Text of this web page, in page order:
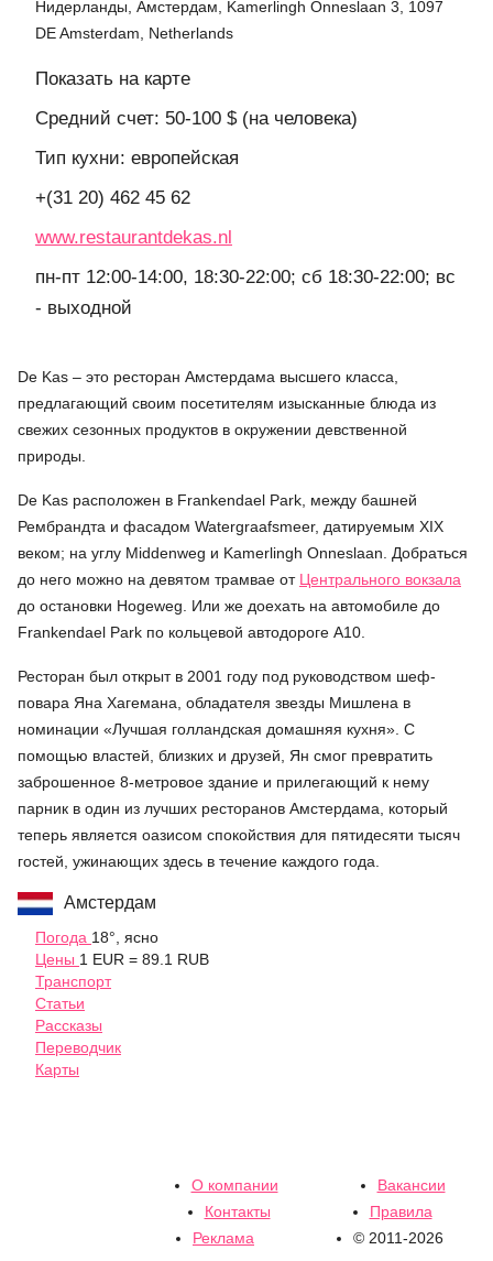
Нидерланды, Амстердам, Kamerlingh Onneslaan 3, 1097
DE Amsterdam, Netherlands
Показать на карте
Средний счет: 50-100 $ (на человека)
Тип кухни: европейская
+(31 20) 462 45 62
www.restaurantdekas.nl
пн-пт 12:00-14:00, 18:30-22:00; сб 18:30-22:00; вс
- выходной
De Kas – это ресторан Амстердама высшего класса,
предлагающий своим посетителям изысканные блюда из
свежих сезонных продуктов в окружении девственной
природы.
De Kas расположен в Frankendael Park, между башней
Рембрандта и фасадом Watergraafsmeer, датируемым XIX
веком; на углу Middenweg и Kamerlingh Onneslaan. Добраться
до него можно на девятом трамвае от Центрального вокзала
до остановки Hogeweg. Или же доехать на автомобиле до
Frankendael Park по кольцевой автодороге А10.
Ресторан был открыт в 2001 году под руководством шеф-
повара Яна Хагемана, обладателя звезды Мишлена в
номинации «Лучшая голландская домашняя кухня». С
помощью властей, близких и друзей, Ян смог превратить
заброшенное 8-метровое здание и прилегающий к нему
парник в один из лучших ресторанов Амстердама, который
теперь является оазисом спокойствия для пятидесяти тысяч
гостей, ужинающих здесь в течение каждого года.
Амстердам
Погода 18°, ясно
Цены 1 EUR = 89.1 RUB
Транспорт
Статьи
Рассказы
Переводчик
Карты
О компании
Вакансии
Контакты
Правила
Реклама
© 2011-2026